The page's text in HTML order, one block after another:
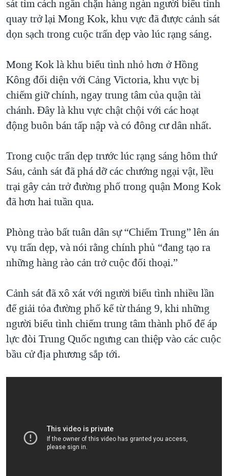
sát tìm cách ngăn chặn hàng ngàn người biểu tình
quay trở lại Mong Kok, khu vực đã được cảnh sát
dọn sạch trong cuộc trấn dẹp vào lúc rạng sáng.
Mong Kok là khu biểu tình nhỏ hơn ở Hồng
Kông đối diện với Cảng Victoria, khu vực bị
chiếm giữ chính, ngay trung tâm của quận tài
chánh. Đây là khu vực chật chội với các hoạt
động buôn bán tấp nập và có đông cư dân nhất.
Trong cuộc trấn dẹp trước lúc rạng sáng hôm thứ
Sáu, cảnh sát đã phá dỡ các chướng ngại vật, lều
trại gây cản trở đường phố trong quận Mong Kok
đã hơn hai tuần qua.
Phòng trào bất tuân dân sự “Chiếm Trung” lên án
vụ trấn dẹp, và nói rằng chính phủ “đang tạo ra
những hàng rào cản trở cuộc đối thoại.”
Cảnh sát đã xô xát với người biểu tình nhiều lần
để giải tỏa đường phố kể từ tháng 9, khi những
người biểu tình chiếm trung tâm thành phố để áp
lực đòi Trung Quốc ngưng can thiệp vào các cuộc
bầu cử địa phương sắp tới.